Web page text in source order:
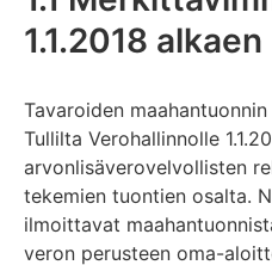
1.1.2018 alkaen
Tavaroiden
Tullilta Verohallinnolle
arvonlisäverovelvollisten
tekemien tuontien osalta.
ilmoittavat
veron perusteen oma-